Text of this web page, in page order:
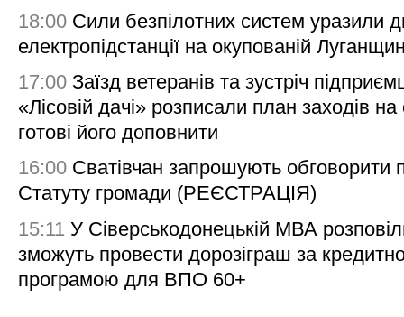
18:00 Сили безпілотних систем уразили
електропідстанції на окупованій
17:00 Заїзд ветеранів та зустріч
«Лісовій дачі» розписали план заходів на
готові його доповнити
16:00 Сватівчан запрошують обговорити
Статуту громади (РЕЄСТРАЦІЯ)
15:11 У Сіверськодонецькій МВА
зможуть провести дорозіграш за
програмою для ВПО 60+